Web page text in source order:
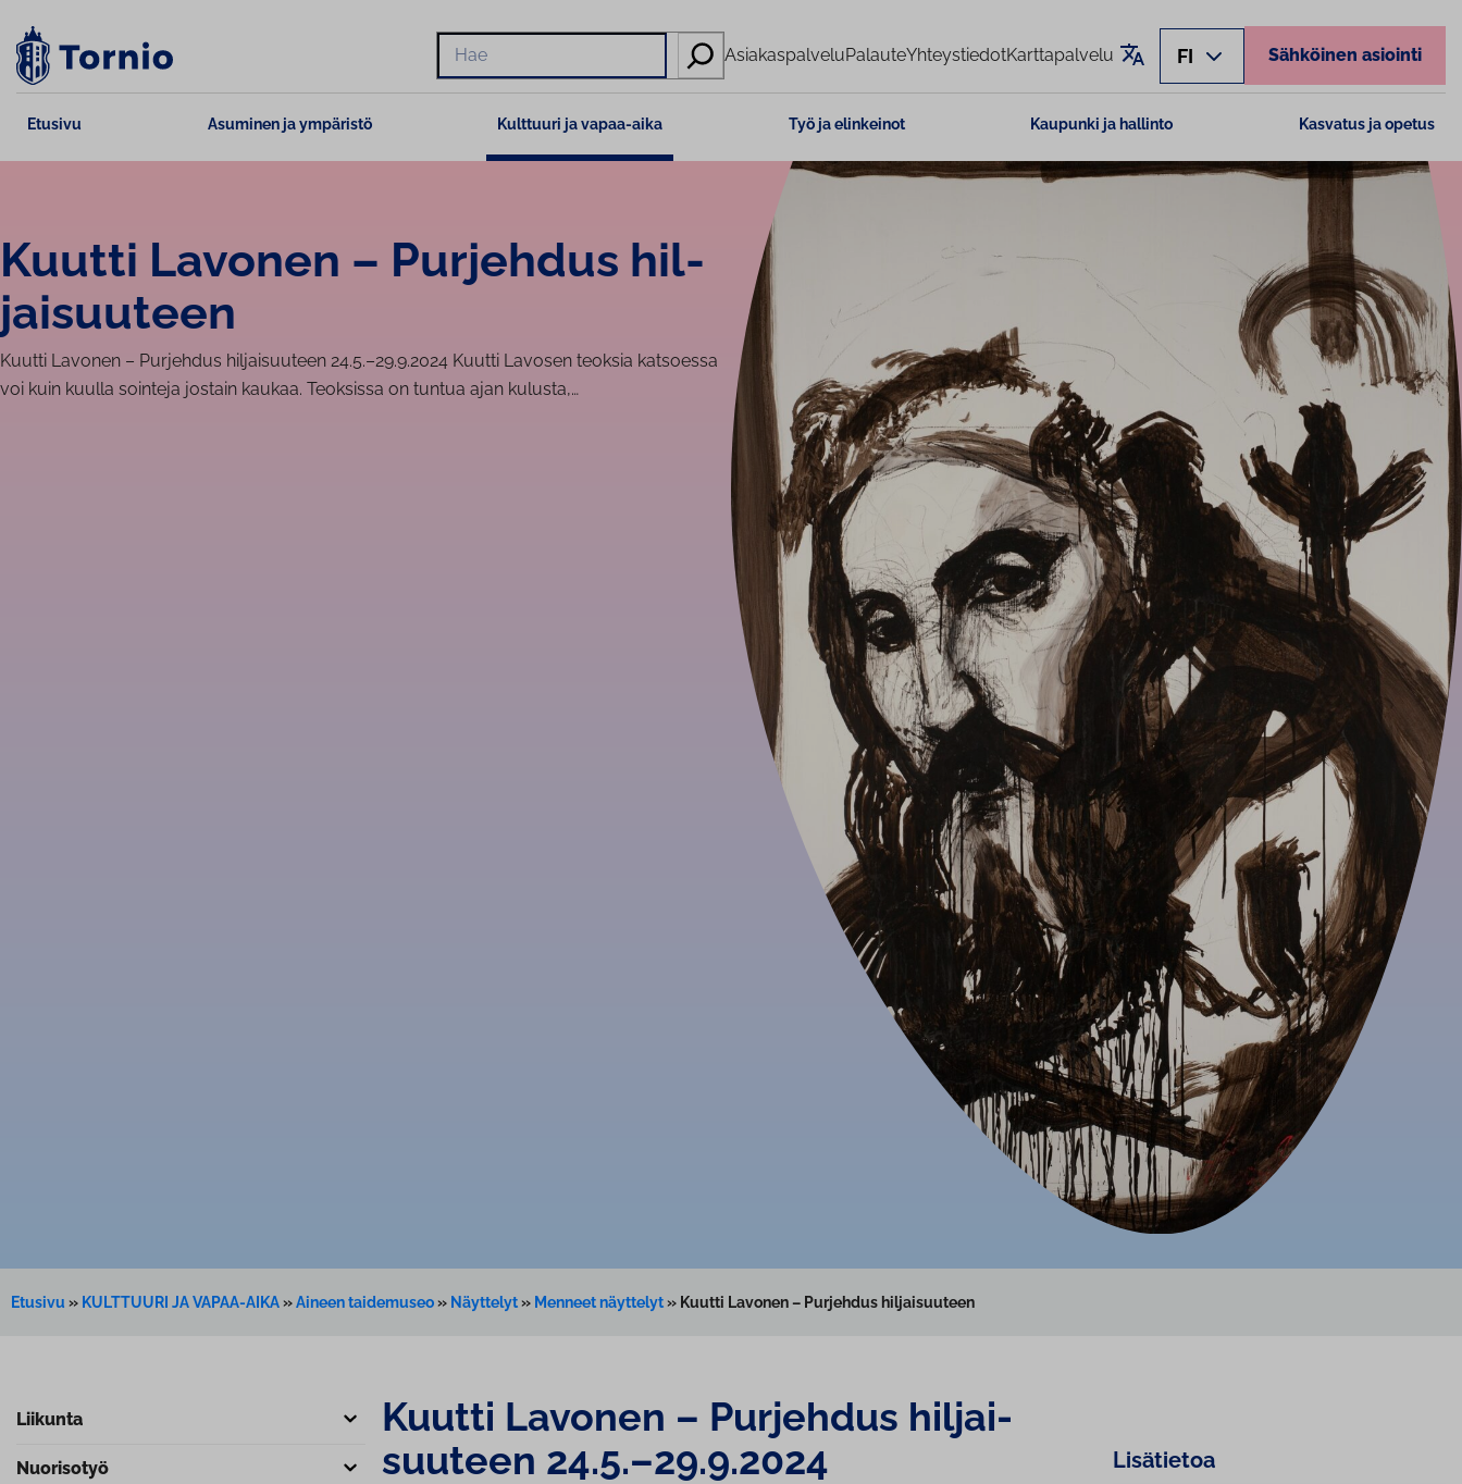
sisältöön
Hae
AsiakaspalveluPalauteYhteystiedotKarttapalvelu Käännä sivu
FI Sähköinen asiointi
Etusivu Asuminen ja ympäristö Kulttuuri ja vapaa-aika Työ ja elinkeinot Kaupunki ja hallinto Kasvatus ja opetus
Kuutti Lavonen – Purjehdus hil­
jai­suu­teen
Kuutti Lavonen – Purjehdus hil­jai­suu­teen 24.5.–29.9.2024 Kuutti Lavosen teoksia katsoessa
voi kuin kuulla sointeja jostain kaukaa. Teoksissa on tuntua ajan kulusta,…
Etusivu » KULTTUURI JA VAPAA-AIKA»Aineen taidemuseo» Näyttelyt» Menneet näyttelyt» Kuutti Lavonen – Purjehdus hiljaisuuteen
Liikunta
Nuorisotyö
Kuutti Lavonen – Purjehdus hil­jai­
suu­teen 24.5.–29.9.2024
Lisätietoa